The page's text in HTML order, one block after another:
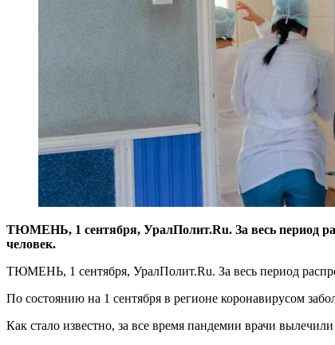
ТЮМЕНЬ, 1 сентября, УралПолит.Ru. За весь период
человек.
ТЮМЕНЬ, 1 сентября, УралПолит.Ru. За весь период
По состоянию на 1 сентября в регионе коронавирусом
Как стало известно, за все время пандемии врачи